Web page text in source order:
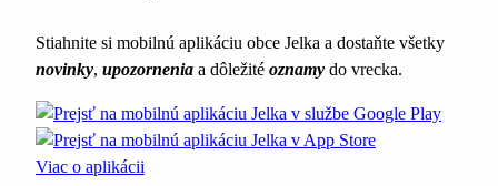
Stiahnite si mobilnú aplikáciu obce Jelka a dostaňte všetky
novinky, upozornenia a dôležité oznamy do vrecka.
Viac o aplikácii